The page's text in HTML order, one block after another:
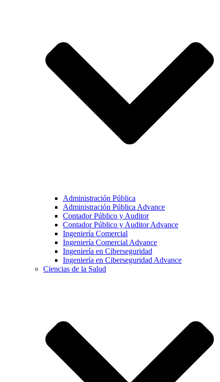
Administración Pública
Administración Pública Advance
Contador Público y Auditor
Contador Público y Auditor Advance
Ingeniería Comercial
Ingeniería Comercial Advance
Ingeniería en Ciberseguridad
Ingeniería en Ciberseguridad Advance
Ciencias de la Salud